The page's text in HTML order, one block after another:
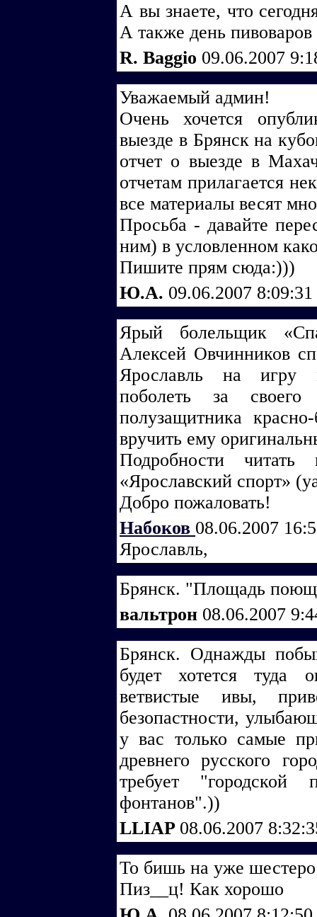
А вы знаете, что
А также день
R. Baggio 09.06.2007
Уважаемый админ!
Очень хочется
выезде в Брянск на
отчет о выезде в
отчетам прилагается
все материалы весят
Просьба - давайте
ним) в условленном
Пишите прям сюда:)))
Ю.А. 09.06.2007 8:09:31
Ярый болельщик
Алексей Овчинников
Ярославль на игру
поболеть за
полузащитника
вручить ему
Подробности
«Ярославский спорт»
Добро пожаловать!
Набоков 08.06.2007
Ярославль,
Брянск. "Площадь
вальтрон 08.06.2007
Брянск. Однажды
будет хотется туда
ветвистые ивы,
безопастности,
у вас только самые
древнего русского
требует
фонтанов".))
LLIAP 08.06.2007
То бишь на уже
Пиз__ц! Как хорошо